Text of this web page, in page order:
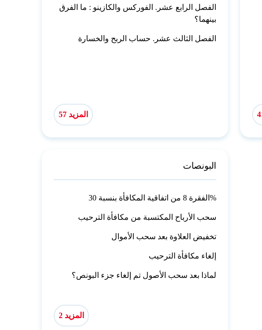
الفصل الرابع عشر. الفوركس والكازينو : ما الفرق
بينهما؟
الفصل الثالث عشر. حساب الربح والخسارة
المزيد 57
البونصات
الفقرة 8 من اتفاقية المكافأة بنسبة 30%
سحب الأرباح المكتسبة من مكافأة الترحيب
تخفيض العلاوة بعد سحب الأموال
إلغاء مكافأة الترحيب
لماذا بعد سحب الأصول تم إلغاء جزء البونص؟
المزيد 2